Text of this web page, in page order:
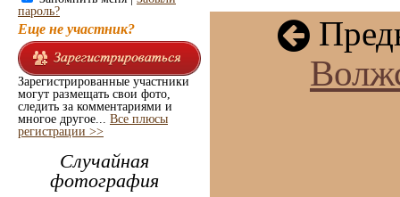
пароль?
Еще не участник?
Зарегистрированные участники
могут размещать свои фото,
следить за комментариями и
многое другое... Все плюсы
регистрации >>
Случайная
фотография